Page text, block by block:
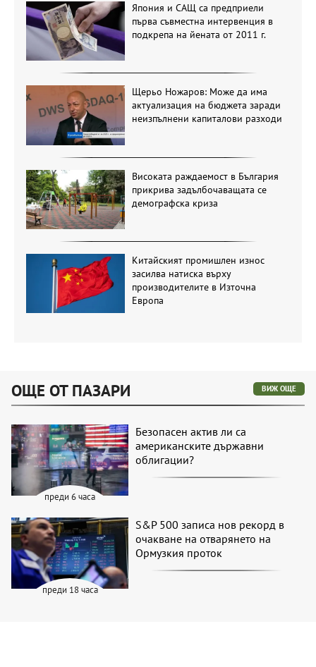
Япония и САЩ са предприели
първа съвместна интервенция в
подкрепа на йената от 2011 г.
Щерьо Ножаров: Може да има
актуализация на бюджета заради
неизпълнени капиталови разходи
Високата раждаемост в България
прикрива задълбочаващата се
демографска криза
Китайският промишлен износ
засилва натиска върху
производителите в Източна
Европа
ОЩЕ ОТ ПАЗАРИ ВИЖ ОЩЕ
преди 6 часа
Безопасен актив ли са
американските държавни
облигации?
преди 18 часа
S&P 500 записа нов рекорд в
очакване на отварянето на
Ормузкия проток